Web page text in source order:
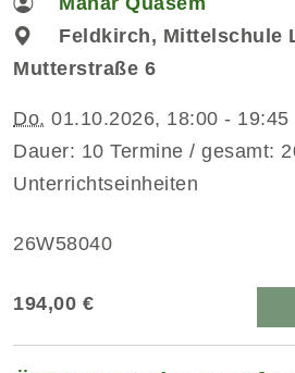
Feldkirch, Mittelschule
Mutterstraße 6
Do. 01.10.2026, 18:00 - 19:45
Dauer: 10 Termine / gesamt:
Unterrichtseinheiten
26W58040
194,00 €